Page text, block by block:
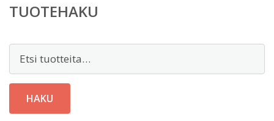
TUOTEHAKU
Etsi:
HAKU